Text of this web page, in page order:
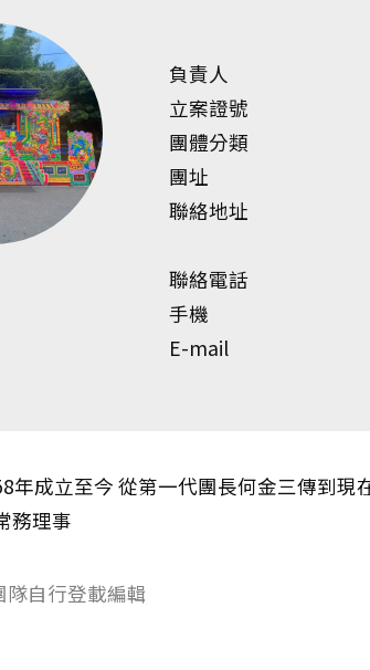
負責人
立案證號
團體分類
團址
聯絡地址
聯絡電話
手機
E-mail
年成立至今 從第一代團長何金三傳到
務理事
自行登載編輯